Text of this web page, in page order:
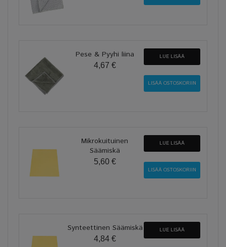
Pese & Pyyhi liina
4,67 €
LUE LISÄÄ
Mikrokuituinen
Säämiskä
5,60 €
LUE LISÄÄ
Synteettinen Säämiskä
4,84 €
LUE LISÄÄ